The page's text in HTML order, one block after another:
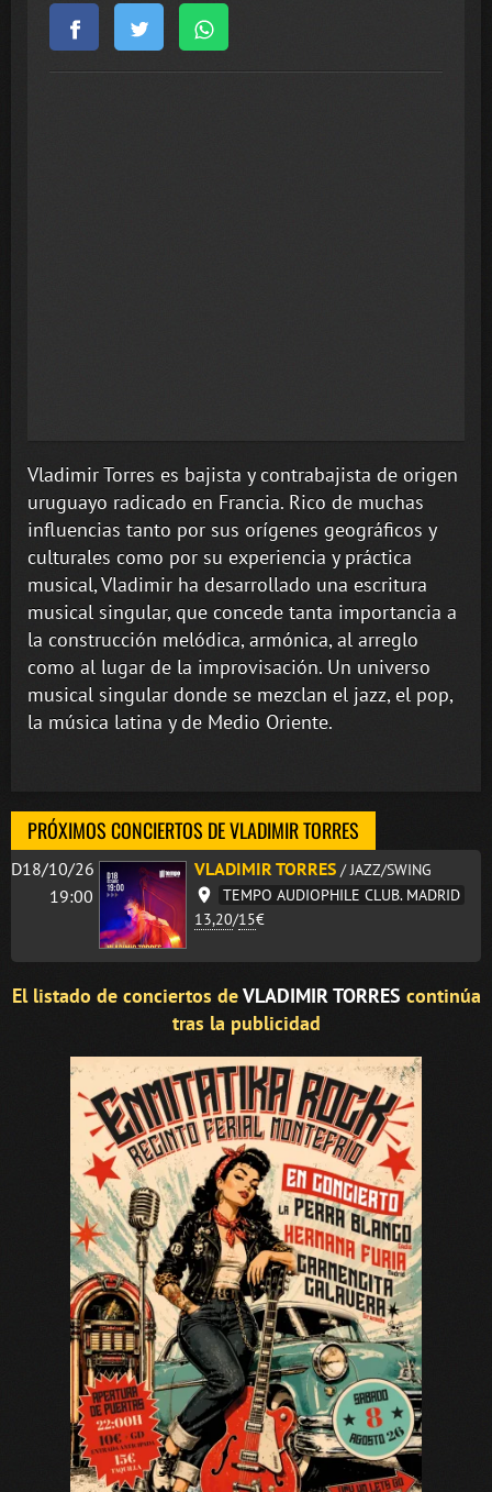
Vladimir Torres es bajista y contrabajista de origen
uruguayo radicado en Francia. Rico de muchas
influencias tanto por sus orígenes geográficos y
culturales como por su experiencia y práctica
musical, Vladimir ha desarrollado una escritura
musical singular, que concede tanta importancia a
la construcción melódica, armónica, al arreglo
como al lugar de la improvisación. Un universo
musical singular donde se mezclan el jazz, el pop,
la música latina y de Medio Oriente.
PRÓXIMOS CONCIERTOS DE VLADIMIR TORRES
D18/10/26
19:00
VLADIMIR TORRES / JAZZ/SWING
TEMPO AUDIOPHILE CLUB. MADRID
13,20/15€
El listado de conciertos deVLADIMIR TORRES continúa
tras la publicidad